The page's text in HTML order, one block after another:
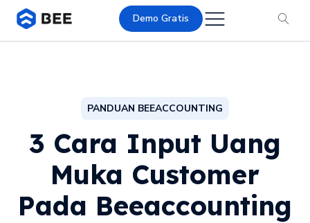
Demo Gratis
PANDUAN BEEACCOUNTING
3 Cara Input Uang
Muka Customer
Pada Beeaccounting